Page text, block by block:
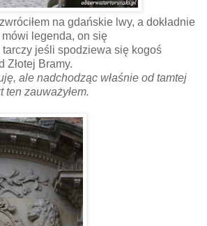
na gdańskie lwy, a dokładnie
legenda, on się
jeśli spodziewa się kogoś
Złotej Bramy.
ale nadchodząc właśnie od tamtej
ten zauważyłem.